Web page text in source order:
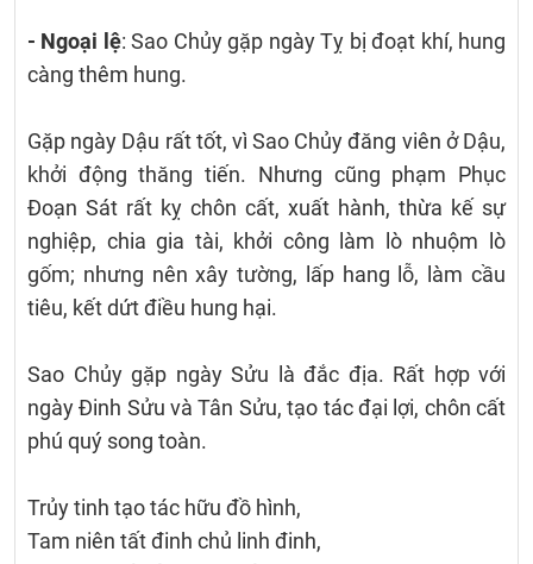
- Ngoại lệ: Sao Chủy gặp ngày Tỵ bị đoạt khí, hung
càng thêm hung.
Gặp ngày Dậu rất tốt, vì Sao Chủy đăng viên ở Dậu,
khởi động thăng tiến. Nhưng cũng phạm Phục
Đoạn Sát rất kỵ chôn cất, xuất hành, thừa kế sự
nghiệp, chia gia tài, khởi công làm lò nhuộm lò
gốm; nhưng nên xây tường, lấp hang lỗ, làm cầu
tiêu, kết dứt điều hung hại.
Sao Chủy gặp ngày Sửu là đắc địa. Rất hợp với
ngày Đinh Sửu và Tân Sửu, tạo tác đại lợi, chôn cất
phú quý song toàn.
Trủy tinh tạo tác hữu đồ hình,
Tam niên tất đinh chủ linh đinh,